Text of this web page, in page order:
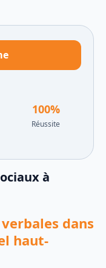
100%
Réussite
à
dans
haut-